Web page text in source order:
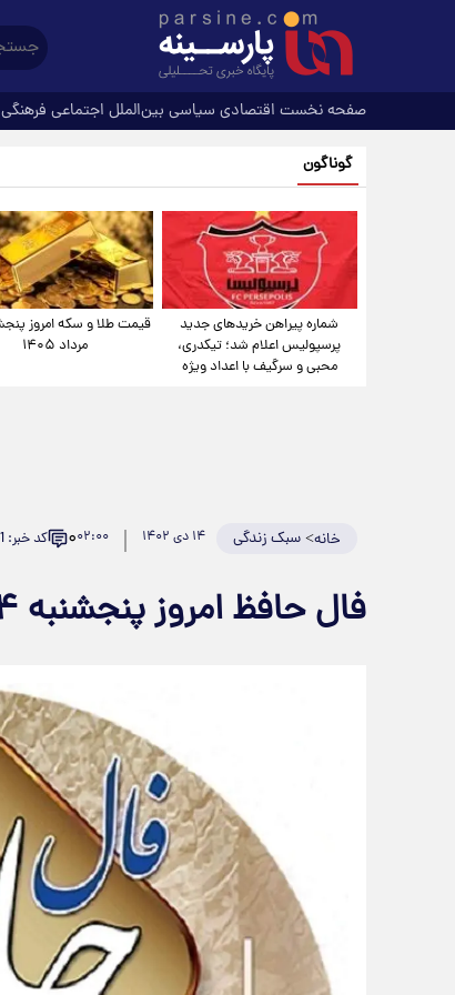
صفحه نخست اقتصادی سیاسی بین‌الملل اجتماعی فرهنگی
گوناگون
شماره پیراهن خریدهای جدید
پرسپولیس اعلام شد؛ تیکدری،
محبی و سرگیف با اعداد ویژه
مرداد ۱۴۰۵
خانه>سبک زندگی ۱۴ دی ۱۴۰۲ ۰۲:۰۰۰ کد خبر: 858031
فال حافظ امروز پنجشنبه ۱۴ دی ۱۴۰۲